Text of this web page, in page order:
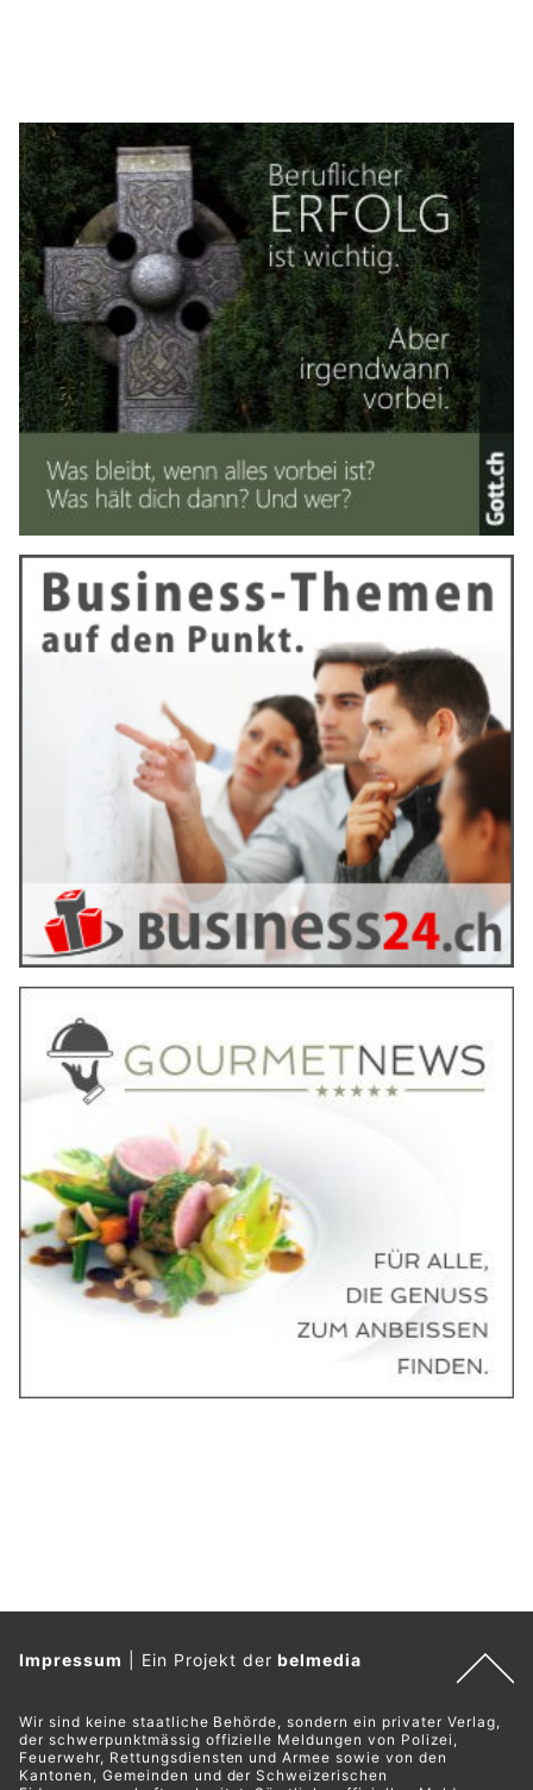
Impressum Ein Projekt derbelmedia
Wir sind keine staatliche Behörde, sondern ein privater Verlag,
der schwerpunktmässig offizielle Meldungen von Polizei,
Feuerwehr, Rettungsdiensten und Armee sowie von den
Kantonen, Gemeinden und der Schweizerischen